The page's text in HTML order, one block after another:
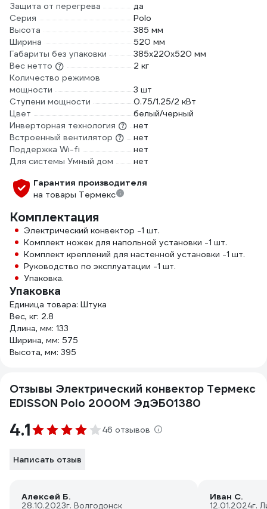
Защита от перегрева
да
Серия
Polo
Высота
385 мм
Ширина
520 мм
Габариты без упаковки
385х220х520 мм
Вес нетто
2 кг
Количество режимов
мощности
3 шт
Ступени мощности
0.75/1.25/2 кВт
Цвет
белый/черный
Инверторная технология
нет
Встроенный вентилятор
нет
Поддержка Wi-fi
нет
Для системы Умный дом
нет
Гарантия производителя
на товары Термекс
Комплектация
Электрический конвектор -1 шт.
Комплект ножек для напольной установки -1 шт.
Комплект креплений для настенной установки -1 шт.
Руководство по эксплуатации -1 шт.
Упаковка.
Упаковка
Единица товара: Штука
Вес, кг: 2.8
Длина, мм: 133
Ширина, мм: 575
Высота, мм: 395
Отзывы Электрический конвектор Термекс
EDISSON Polo 2000M ЭдЭБ01380
4.1 46 отзывов
Написать отзыв
Алексей Б.
28.10.2023г. Волгодонск
Иван С.
12.01.2024г.